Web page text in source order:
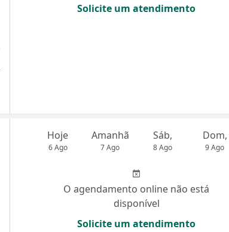
Solicite um atendimento
Hoje
6 Ago
Amanhã
7 Ago
Sáb,
8 Ago
Dom,
9 Ago
O agendamento online não está
disponível
Solicite um atendimento